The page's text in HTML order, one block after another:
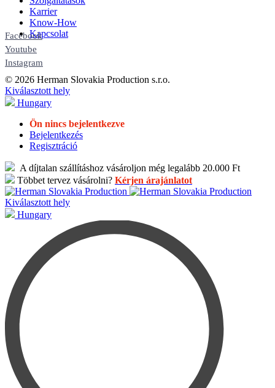
Karrier
Know-How
Kapcsolat
Facebook
Youtube
Instagram
© 2026 Herman Slovakia Production s.r.o.
Kiválasztott hely
Hungary
Ön nincs bejelentkezve
Bejelentkezés
Regisztráció
A díjtalan szállításhoz vásároljon még legalább 20.000 Ft
Többet tervez vásárolni? Kérjen árajánlatot
Kiválasztott hely
Hungary